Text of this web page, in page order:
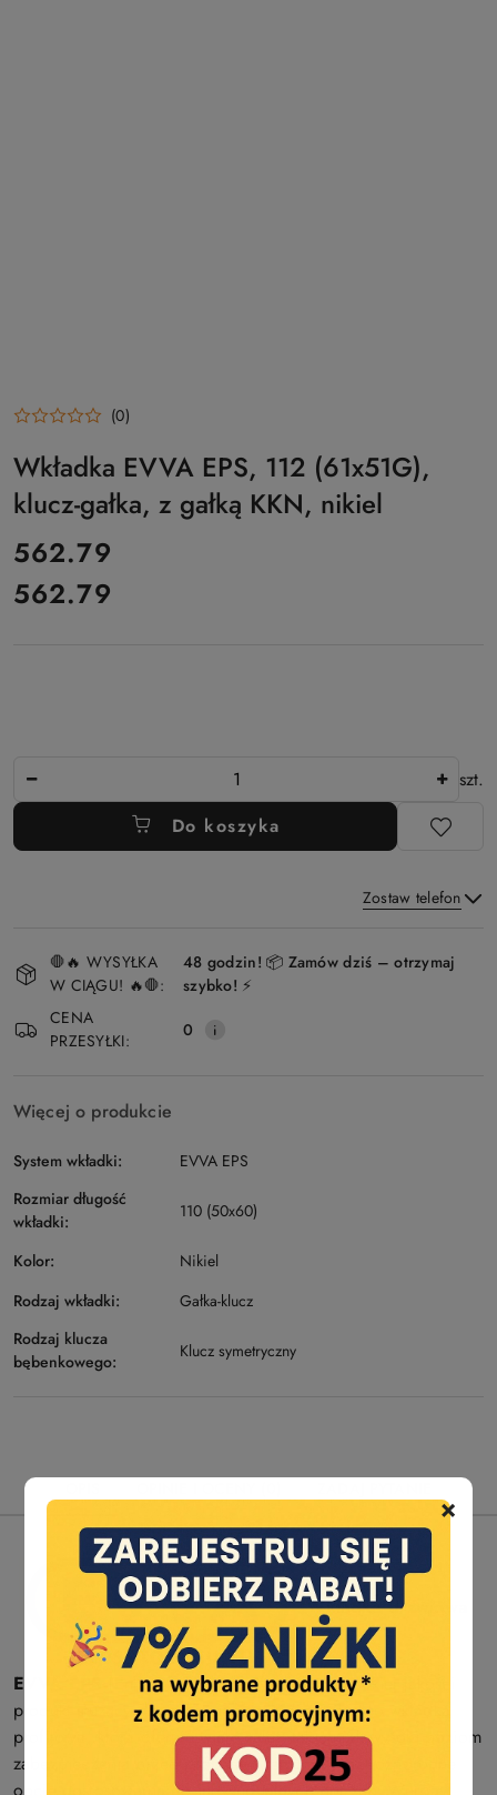
×
(0)
Wkładka EVVA EPS, 112 (61x51G),
klucz-gałka, z gałką KKN, nikiel
cena:
562.79
Cena:
562.79
szt.
Do koszyka
Zostaw telefon
Wyślij
i
dostawa
🛑🔥 WYSYŁKA
W CIĄGU! 🔥🛑:
48 godzin! 📦 Zamów dziś – otrzymaj
szybko! ⚡
CENA
PRZESYŁKI:
0
Więcej o produkcie
System wkładki:
EVVA EPS
Rozmiar długość
wkładki:
110 (50x60)
Kolor:
Nikiel
Rodzaj wkładki:
Gałka-klucz
Rodzaj klucza
bębenkowego:
Klucz symetryczny
Wkładka drzwiowa
EVVA EPS
(Enhanced Profile System) to wysokiej jakości
produkt służący do zabezpieczania drzwi. Jest to wkładka
profilowa, która oferuje wiele zalet, takich jak wysoki poziom
zabezpieczenia przed próbami włamania oraz różnorodne